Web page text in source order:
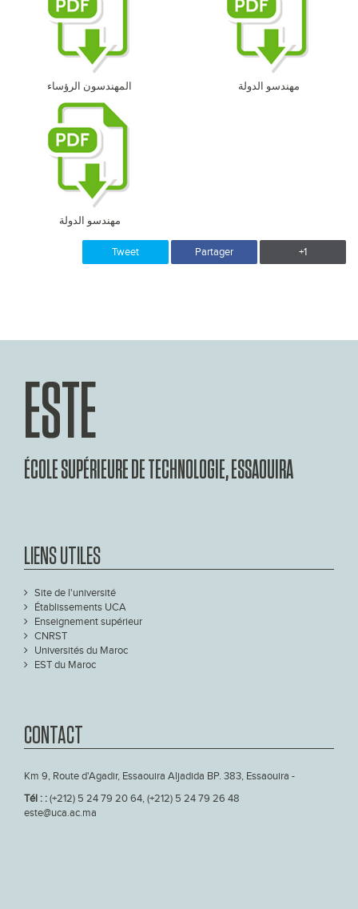
المهندسون الرؤساء مهندسو الدولة
مهندسو الدولة
Tweet Partager +1
ESTE
ÉCOLE SUPÉRIEURE DE TECHNOLOGIE, ESSAOUIRA
LIENS UTILES
Site de l'université
Établissements UCA
Enseignement supérieur
CNRST
Universités du Maroc
EST du Maroc
CONTACT
Km 9, Route d'Agadir, Essaouira Aljadida BP. 383, Essaouira -
Tél : :(+212) 5 24 79 20 64, (+212) 5 24 79 26 48
este@uca.ac.ma